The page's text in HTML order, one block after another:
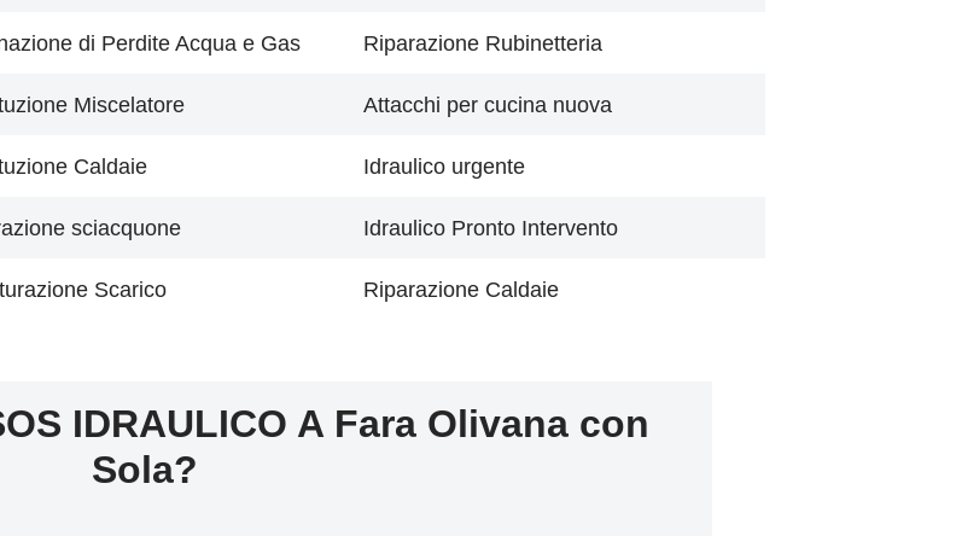
di Perdite Acqua e Gas Riparazione Rubinetteria
Miscelatore Attacchi per cucina nuova
Caldaie Idraulico urgente
sciacquone Idraulico Pronto Intervento
Scarico Riparazione Caldaie
IDRAULICO A Fara Olivana con
Sola?